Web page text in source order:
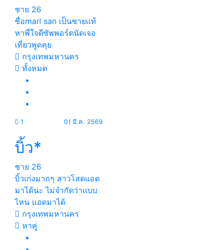
ชาย 26
ชื่อmarl san เป็นชายแท้
หาพี่ใจดีซัพพอร์ตนัดเจอ
เที่ยวพูดคุย
กรุงเทพมหานคร
ทั้งหมด
1 01 มี.ค. 2569
บิ้ว*
ชาย 26
บิ้วเก่งมากๆ สาวโสดแอด
มาได้น่ะ ไม่จำกัดว่าเเบบ
ไหน แอดมาได้
กรุงเทพมหานคร
หาคู่